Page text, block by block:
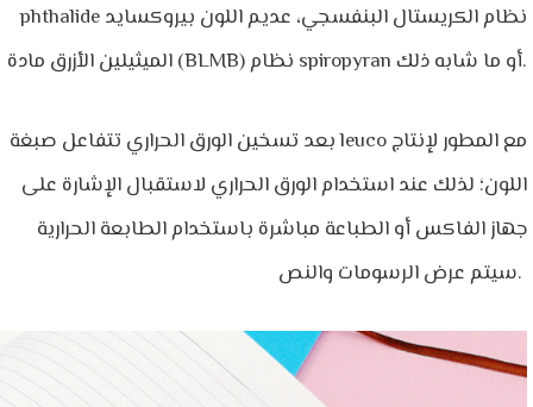
phthalide نظام الكريستال البنفسجي، عديم اللون بيروكسايد
الميثيلين الأزرق مادة (BLMB) نظام spiropyran أو ما شابه ذلك.
بعد تسخين الورق الحراري تتفاعل صبغة leuco مع المطور لإنتاج
اللون؛ لذلك عند استخدام الورق الحراري لاستقبال الإشارة على
جهاز الفاكس أو الطباعة مباشرة باستخدام الطابعة الحرارية
سيتم عرض الرسومات والنص.